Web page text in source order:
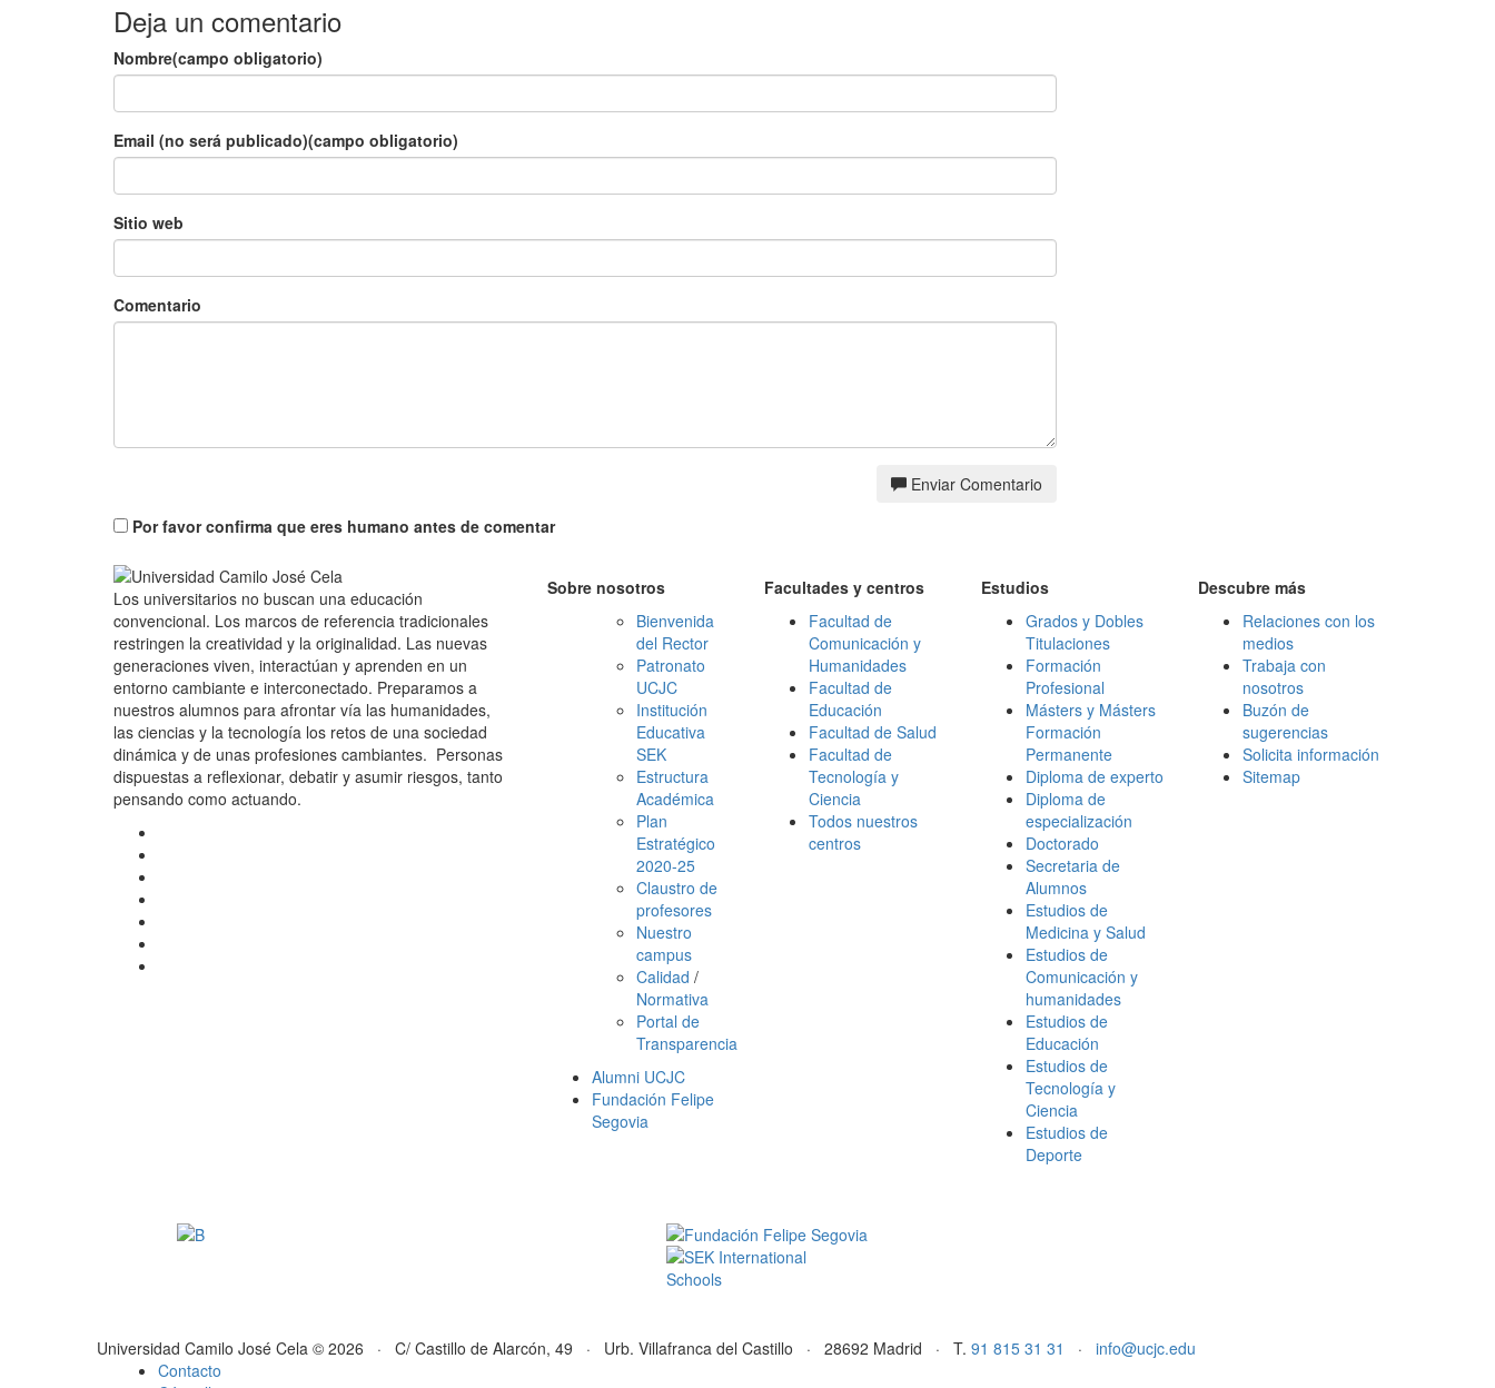
Deja un comentario
Nombre(campo obligatorio)
Email (no será publicado)(campo obligatorio)
Sitio web
Comentario
Enviar Comentario
Por favor confirma que eres humano antes de comentar
Los universitarios no buscan una educación
convencional. Los marcos de referencia tradicionales
restringen la creatividad y la originalidad. Las nuevas
generaciones viven, interactúan y aprenden en un
entorno cambiante e interconectado. Preparamos a
nuestros alumnos para afrontar vía las humanidades,
las ciencias y la tecnología los retos de una sociedad
dinámica y de unas profesiones cambiantes. Personas
dispuestas a reflexionar, debatir y asumir riesgos, tanto
pensando como actuando.
Sobre nosotros
Bienvenida
del Rector
Patronato
UCJC
Institución
Educativa
SEK
Estructura
Académica
Plan
Estratégico
2020-25
Claustro de
profesores
Nuestro
campus
Calidad /
Normativa
Portal de
Transparencia
Alumni UCJC
Fundación Felipe
Segovia
Facultades y centros
Facultad de
Comunicación y
Humanidades
Facultad de
Educación
Facultad de Salud
Facultad de
Tecnología y
Ciencia
Todos nuestros
centros
Estudios
Grados y Dobles
Titulaciones
Formación
Profesional
Másters y Másters
Formación
Permanente
Diploma de experto
Diploma de
especialización
Doctorado
Secretaria de
Alumnos
Estudios de
Medicina y Salud
Estudios de
Comunicación y
humanidades
Estudios de
Educación
Estudios de
Tecnología y
Ciencia
Estudios de
Deporte
Descubre más
Relaciones con los
medios
Trabaja con
nosotros
Buzón de
sugerencias
Solicita información
Sitemap
Universidad Camilo José Cela © 2026 · C/ Castillo de Alarcón, 49 · Urb. Villafranca del Castillo · 28692 Madrid · T. 91 815 31 31 · info@ucjc.edu
Contacto